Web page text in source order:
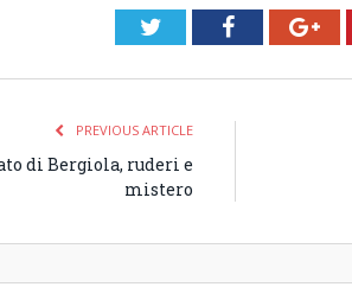
TwitterFacebook
PREVIOUS ARTICLE
di Bergiola, ruderi e
mistero